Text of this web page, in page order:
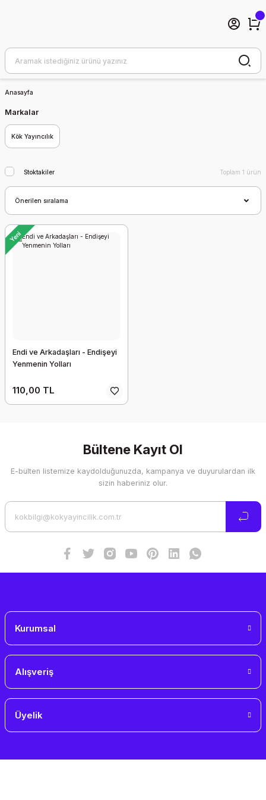
Anasayfa
Markalar
Kök Yayıncılık
Stoktakiler Toplam 1 ürün
Yeni
Endi ve Arkadaşları - Endişeyi
Yenmenin Yolları
110,00 TL
Bültene Kayıt Ol
E-bülten listemize kaydolduğunuzda, kampanya ve duyurulardan ilk
sizin haberiniz olur.
Kurumsal
Alışveriş
Üyelik